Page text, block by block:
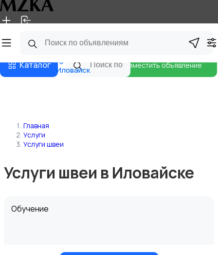
Главная Магазины
Каталог Иловайск
Разместить объявление
Главная
Услуги
Услуги швеи
Услуги швеи в Иловайске
Обучение